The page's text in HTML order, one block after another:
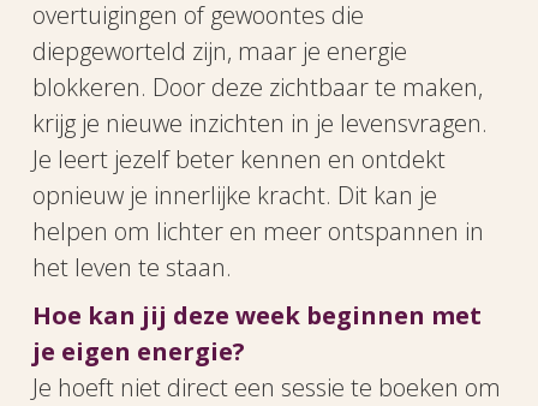
overtuigingen of gewoontes die
diepgeworteld zijn, maar je energie
blokkeren. Door deze zichtbaar te maken,
krijg je nieuwe inzichten in je levensvragen.
Je leert jezelf beter kennen en ontdekt
opnieuw je innerlijke kracht. Dit kan je
helpen om lichter en meer ontspannen in
het leven te staan.
Hoe kan jij deze week beginnen met
je eigen energie?
Je hoeft niet direct een sessie te boeken om